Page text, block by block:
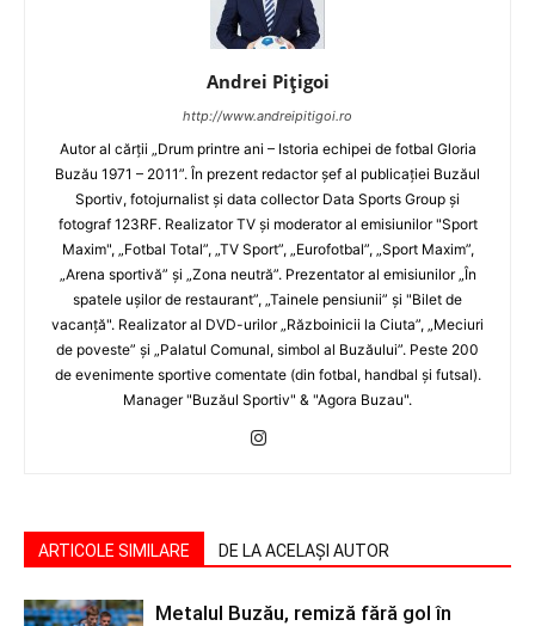
Andrei Pițigoi
http://www.andreipitigoi.ro
Autor al cărţii „Drum printre ani – Istoria echipei de fotbal Gloria
Buzău 1971 – 2011”. În prezent redactor şef al publicaţiei Buzăul
Sportiv, fotojurnalist şi data collector Data Sports Group şi
fotograf 123RF. Realizator TV şi moderator al emisiunilor "Sport
Maxim", „Fotbal Total”, „TV Sport”, „Eurofotbal”, „Sport Maxim”,
„Arena sportivă” şi „Zona neutră”. Prezentator al emisiunilor „În
spatele uşilor de restaurant”, „Tainele pensiunii” şi "Bilet de
vacanţă". Realizator al DVD-urilor „Războinicii la Ciuta”, „Meciuri
de poveste” şi „Palatul Comunal, simbol al Buzăului”. Peste 200
de evenimente sportive comentate (din fotbal, handbal şi futsal).
Manager "Buzăul Sportiv" & "Agora Buzau".
ARTICOLE SIMILARE DE LA ACELAȘI AUTOR
Metalul Buzău, remiză fără gol în